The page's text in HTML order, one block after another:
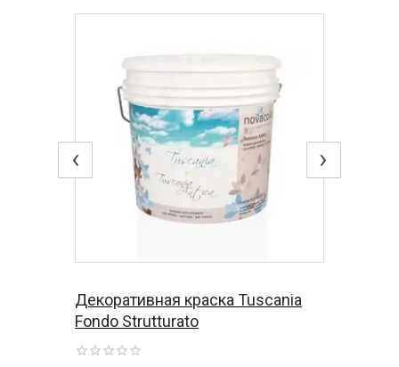
‹ ›
Декоративная краска Tuscania
Fondo Strutturato